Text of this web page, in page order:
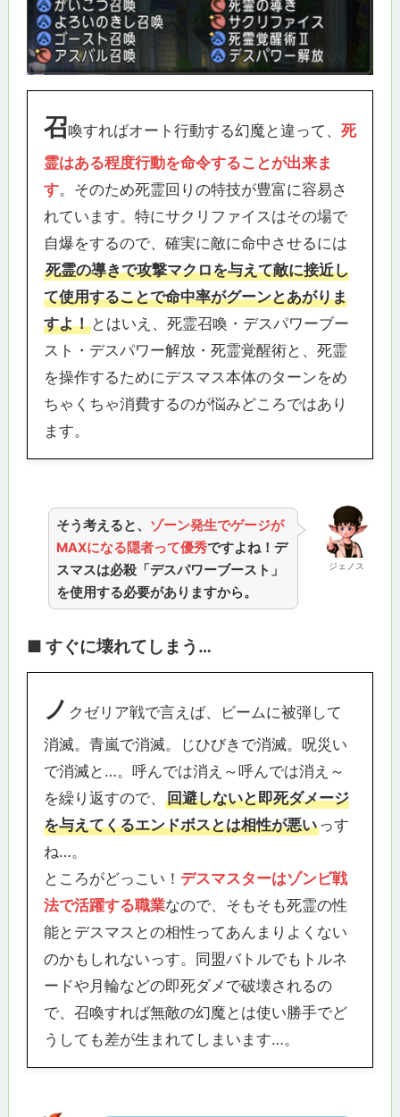
召喚すればオート行動する幻魔と違って、 死
霊はある程度行動を命令することが出来ま
す。そのため死霊回りの特技が豊富に容易さ
れています。特にサクリファイスはその場で
自爆をするので、確実に敵に命中させるには
死霊の導きで攻撃マクロを与えて敵に接近し
て使用することで命中率がグーンとあがりま
すよ！とはいえ、死霊召喚・デスパワーブー
スト・デスパワー解放・死霊覚醒術と、死霊
を操作するためにデスマス本体のターンをめ
ちゃくちゃ消費するのが悩みどころではあり
ます。
ジェノス
そう考えると、 ゾーン発生でゲージが
MAXになる隠者って優秀ですよね！デ
スマスは必殺「デスパワーブースト」
を使用する必要がありますから。
■ すぐに壊れてしまう…
ノ クゼリア戦で言えば、ビームに被弾して
消滅。青嵐で消滅。じひびきで消滅。呪災い
で消滅と…。呼んでは消え～呼んでは消え～
を繰り返すので、 回避しないと即死ダメージ
を与えてくるエンドボスとは相性が悪いっす
ね…。
ところがどっこい！ デスマスターはゾンビ戦
法で活躍する職業なので、そもそも死霊の性
能とデスマスとの相性ってあんまりよくない
のかもしれないっす。同盟バトルでもトルネ
ードや月輪などの即死ダメで破壊されるの
で、召喚すれば無敵の幻魔とは使い勝手でど
うしても差が生まれてしまいます…。